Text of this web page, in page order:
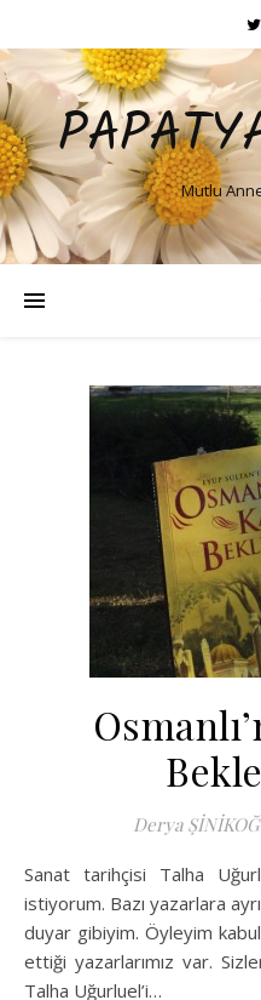
Mutlu
Derya
Sanat tarihçisi Talha Uğurluel’ in son kitabını anlatmak
istiyorum. Bazı yazarlara
duyar gibiyim. Öyleyim
ettiği yazarlarımız var.
Talha Uğurluel’i…